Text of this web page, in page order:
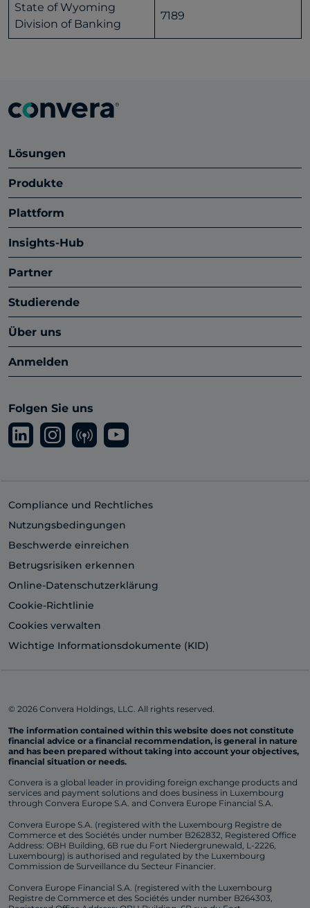
State of Wyoming
Division of Banking
7189
Lösungen
Produkte
Plattform
Insights-Hub
Partner
Studierende
Über uns
Anmelden
Folgen Sie uns
Compliance und Rechtliches
Nutzungsbedingungen
Beschwerde einreichen
Betrugsrisiken erkennen
Online-Datenschutzerklärung
Cookie-Richtlinie
Cookies verwalten
Wichtige Informationsdokumente (KID)
© 2026 Convera Holdings, LLC. All rights reserved.
The information contained within this website does not constitute
financial advice or a financial recommendation, is general in nature
and has been prepared without taking into account your objectives,
financial situation or needs.
Convera is a global leader in providing foreign exchange products and
services and payment solutions and does business in Luxembourg
through Convera Europe S.A. and Convera Europe Financial S.A.
Convera Europe S.A. (registered with the Luxembourg Registre de
Commerce et des Sociétés under number B262832, Registered Office
Address: OBH Building, 6B rue du Fort Niedergrunewald, L-2226,
Luxembourg) is authorised and regulated by the Luxembourg
Commission de Surveillance du Secteur Financier.
Convera Europe Financial S.A. (registered with the Luxembourg
Registre de Commerce et des Sociétés under number B264303,